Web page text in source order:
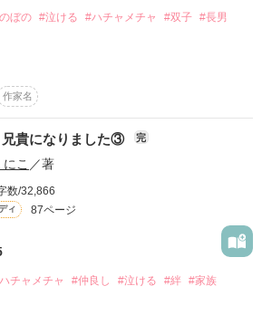
ろ！100文字ミステリーコンテスト
ビギナーズ応援コンテスト～中・長編チ
テスト、募集中。
わい短編コンテスト
トバディ短編コンテスト
稿サイト合同企画「1話からの長編大
たした二人
嬢
ンクの髪に澄んだ水色の瞳
奢の手足
らしい見た目とは裏腹に
気楽なお転婆令嬢
性たちを引き寄せる
ぼの #泣ける #ハチャメチャ #双子 #長男
って、早2年。
作家名
兄貴になりました③ 完
こ ／著
数/32,866
ィ 87ページ
チャメチャ #仲良し #泣ける #絆 #家族